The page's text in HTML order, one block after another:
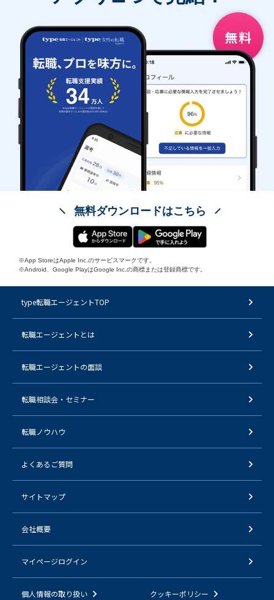
無料ダウンロードはこちら
※App StoreはApple Inc.のサービスマークです。
※Android、Google PlayはGoogle Inc.の商標または登録商標です。
type転職エージェントTOP
転職エージェントとは
転職エージェントの面談
転職相談会・セミナー
転職ノウハウ
よくあるご質問
サイトマップ
会社概要
マイページログイン
個人情報の取り扱い クッキーポリシー